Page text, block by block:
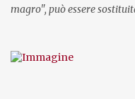
magro", può essere
principe di Galles. In menù,